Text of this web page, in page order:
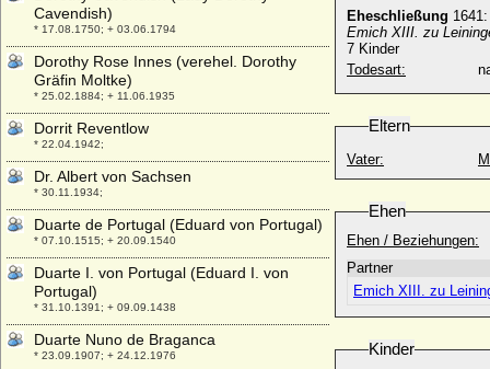
Eheschließung 1641:
Emich XIII. zu
7 Kinder
Todesart:
Eltern
Vater:
Ehen
Ehen / Beziehungen:
Partner
Emich XIII. zu
Kinder
Cavendish)
* 17.08.1750; + 03.06.1794
Dorothy Rose Innes (verehel. Dorothy
Gräfin Moltke)
* 25.02.1884; + 11.06.1935
Dorrit Reventlow
* 22.04.1942;
Dr. Albert von Sachsen
* 30.11.1934;
Duarte de Portugal (Eduard von Portugal)
* 07.10.1515; + 20.09.1540
Duarte I. von Portugal (Eduard I. von
Portugal)
* 31.10.1391; + 09.09.1438
Duarte Nuno de Braganca
* 23.09.1907; + 24.12.1976